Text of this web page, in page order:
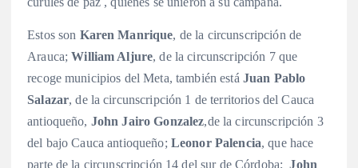
Estos son Karen Manrique, de la circunscripción de
Arauca;William Aljure, de la circunscripción 7 que
recoge municipios del Meta, también está Juan Pablo
Salazar, de la circunscripción 1 de territorios del Cauca
antioqueño, John Jairo Gonzalez,de la circunscripción 3
del bajo Cauca antioqueño; Leonor Palencia, que hace
parte de la circunscripción 14 del sur de Córdoba;John